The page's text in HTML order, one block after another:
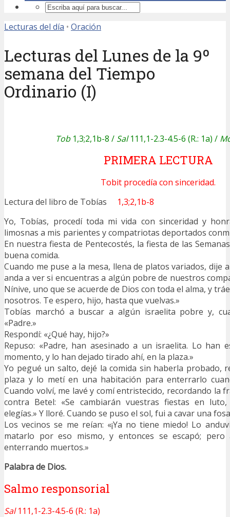
Lecturas del día • Oración
Lecturas del Lunes de la 9º
semana del Tiempo
Ordinario (I)
Tob1,3;2,1b-8 / Sal111,1-2.3-4.5-6 (R.: 1a) /
PRIMERA LECTURA
Tobit procedía con sinceridad.
Lectura del libro de Tobías 1,3;2,1b-8
Yo, Tobías, procedí toda mi vida con sinceridad y
limosnas a mis parientes y compatriotas deportados
En nuestra fiesta de Pentecostés, la fiesta de las
buena comida.
Cuando me puse a la mesa, llena de platos variados, dije
anda a ver si encuentras a algún pobre de nuestros
Nínive, uno que se acuerde de Dios con toda el alma, y
nosotros. Te espero, hijo, hasta que vuelvas.»
Tobías marchó a buscar a algún israelita pobre y,
«Padre.»
Respondí: «¿Qué hay, hijo?»
Repuso: «Padre, han asesinado a un israelita. Lo han
momento, y lo han dejado tirado ahí, en la plaza.»
Yo pegué un salto, dejé la comida sin haberla probado,
plaza y lo metí en una habitación para enterrarlo
Cuando volví, me lavé y comí entristecido, recordando la
contra Betel: «Se cambiarán vuestras fiestas en
elegías.» Y lloré. Cuando se puso el sol, fui a cavar una
Los vecinos se me reían: «¡Ya no tiene miedo! Lo
matarlo por eso mismo, y entonces se escapó;
enterrando muertos.»
Palabra de Dios.
Salmo responsorial
Sal111,1-2.3-4.5-6 (R.: 1a)